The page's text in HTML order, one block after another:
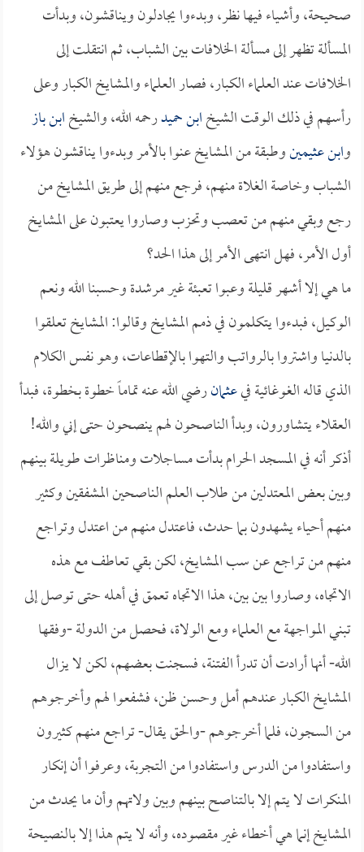
صحيحة، وأشياء فيها نظر، وبدءوا يجادلون ويناقشون، وبدأت
المسألة تظهر إلى مسألة الخلافات بين الشباب، ثم انتقلت إلى
الخلافات عند العلماء الكبار، فصار العلماء والمشايخ الكبار وعلى
رأسهم في ذلك الوقت الشيخابن حميدرحمه الله، والشيخابن باز
وابن عثيمينوطبقة من المشايخ عنوا بالأمر وبدءوا يناقشون هؤلاء
الشباب وخاصة الغلاة منهم، فرجع منهم إلى طريق المشايخ من
رجع وبقي منهم من تعصب وتحزب وصاروا يعتبون على المشايخ
أول الأمر، فهل انتهى الأمر إلى هذا الحد؟
ما هي إلا أشهر قليلة وعبوا تعبئة غير مرشدة وحسبنا الله ونعم
الوكيل، فبدءوا يتكلمون في ذمم المشايخ وقالوا: المشايخ تعلقوا
بالدنيا واشتروا بالرواتب والتهوا بالإقطاعات، وهو نفس الكلام
الذي قاله الغوغائية فيعثمانرضي الله عنه تماماً خطوة بخطوة، فبدأ
العقلاء يتشاورون، وبدأ الناصحون لهم ينصحون حتى إني والله!
أذكر أنه في المسجد الحرام بدأت مساجلات ومناظرات طويلة بينهم
وبين بعض المعتدلين من طلاب العلم الناصحين المشفقين وكثير
منهم أحياء يشهدون بما حدث، فاعتدل منهم من اعتدل وتراجع
منهم من تراجع عن سب المشايخ، لكن بقي تعاطف مع هذه
الاتجاه، وصاروا بين بين، هذا الاتجاه تعمق في أهله حتى توصل إلى
تبني المواجهة مع العلماء ومع الولاة، فحصل من الدولة -وفقها
الله- أنها أرادت أن تدرأ الفتنة، فسجنت بعضهم، لكن لا يزال
المشايخ الكبار عندهم أمل وحسن ظن، فشفعوا لهم وأخرجوهم
من السجون، فلما أخرجوهم -والحق يقال- تراجع منهم كثيرون
واستفادوا من الدرس واستفادوا من التجربة، وعرفوا أن إنكار
المنكرات لا يتم إلا بالتناصح بينهم وبين ولاتهم وأن ما يحدث من
المشايخ إنما هي أخطاء غير مقصوده، وأنه لا يتم هذا إلا بالنصيحة